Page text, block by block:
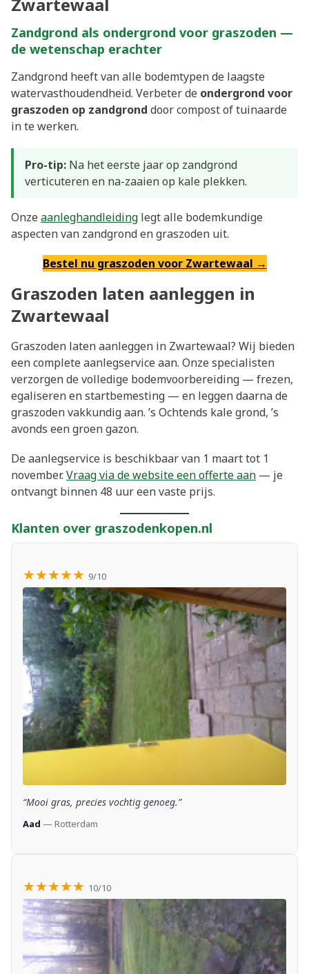
Zwartewaal
Zandgrond als ondergrond voor graszoden —
de wetenschap erachter
Zandgrond heeft van alle bodemtypen de laagste
watervasthoudendheid. Verbeter de ondergrond voor
graszoden op zandgrond door compost of tuinaarde
in te werken.
Pro-tip: Na het eerste jaar op zandgrond
verticuteren en na-zaaien op kale plekken.
Onzeaanleghandleiding legt alle bodemkundige
aspecten van zandgrond en graszoden uit.
Bestel nu graszoden voor Zwartewaal →
Graszoden laten aanleggen in
Zwartewaal
Graszoden laten aanleggen in Zwartewaal? Wij bieden
een complete aanlegservice aan. Onze specialisten
verzorgen de volledige bodemvoorbereiding — frezen,
egaliseren en startbemesting — en leggen daarna de
graszoden vakkundig aan. ’s Ochtends kale grond, ’s
avonds een groen gazon.
De aanlegservice is beschikbaar van 1 maart tot 1
november.Vraag via de website een offerte aan — je
ontvangt binnen 48 uur een vaste prijs.
Klanten over graszodenkopen.nl
★★★★★ 9/10
“Mooi gras, precies vochtig genoeg.”
Aad — Rotterdam
★★★★★ 10/10